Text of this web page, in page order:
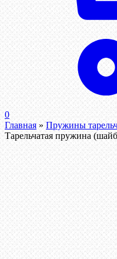
0
Главная » Пружины
Тарельчатая пружина